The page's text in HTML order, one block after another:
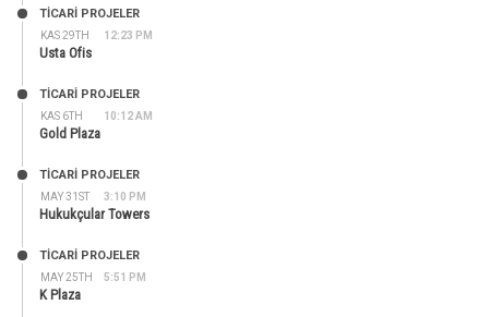
KAS 29TH 12:23 PM
TİCARİ PROJELER
Usta Ofis
KAS 6TH 10:12 AM
TİCARİ PROJELER
Gold Plaza
MAY 31ST 3:10 PM
TİCARİ PROJELER
Hukukçular Towers
MAY 25TH 5:51 PM
TİCARİ PROJELER
K Plaza